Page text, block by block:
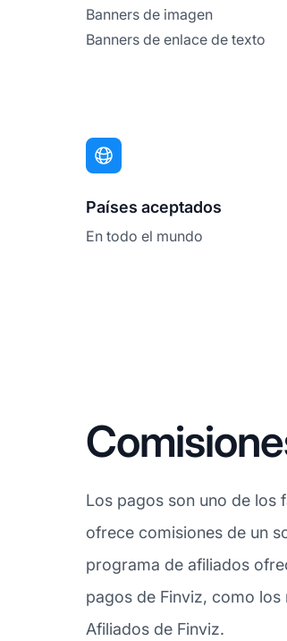
Banners de imagen
Banners de enlace de texto
Países aceptados
En todo el mundo
Los pagos son uno de los
ofrece comisiones de un
programa de afiliados
pagos de Finviz, como
Afiliados de Finviz.